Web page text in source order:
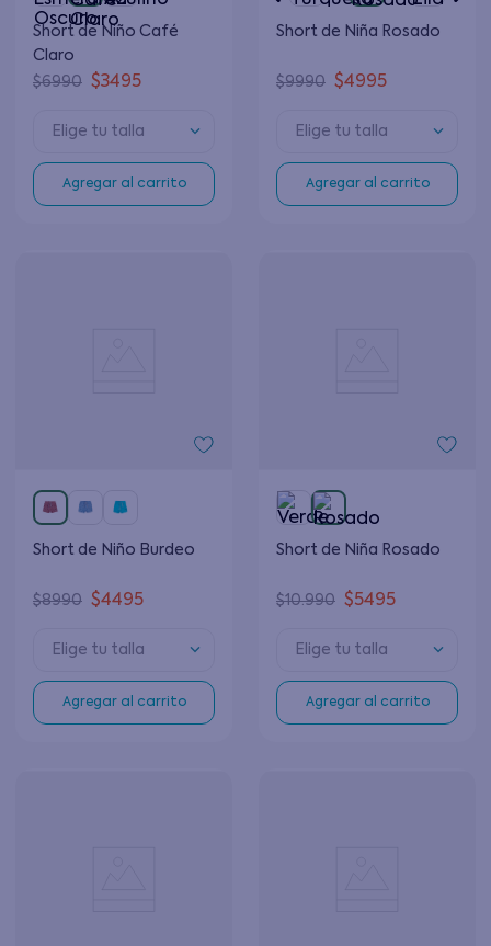
Short de Niño Café
Claro
$6990 $3495
Elige tu talla
Agregar al carrito
Short de Niña Rosado
$9990 $4995
Elige tu talla
Agregar al carrito
Short de Niño Burdeo
$8990 $4495
Elige tu talla
Agregar al carrito
Short de Niña Rosado
$10.990 $5495
Elige tu talla
Agregar al carrito